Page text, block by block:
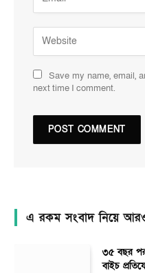
Save my name, email,
next time I comment.
এ রকম সংবাদ নিয়ে
৩৫ বছর পর
বাইচ